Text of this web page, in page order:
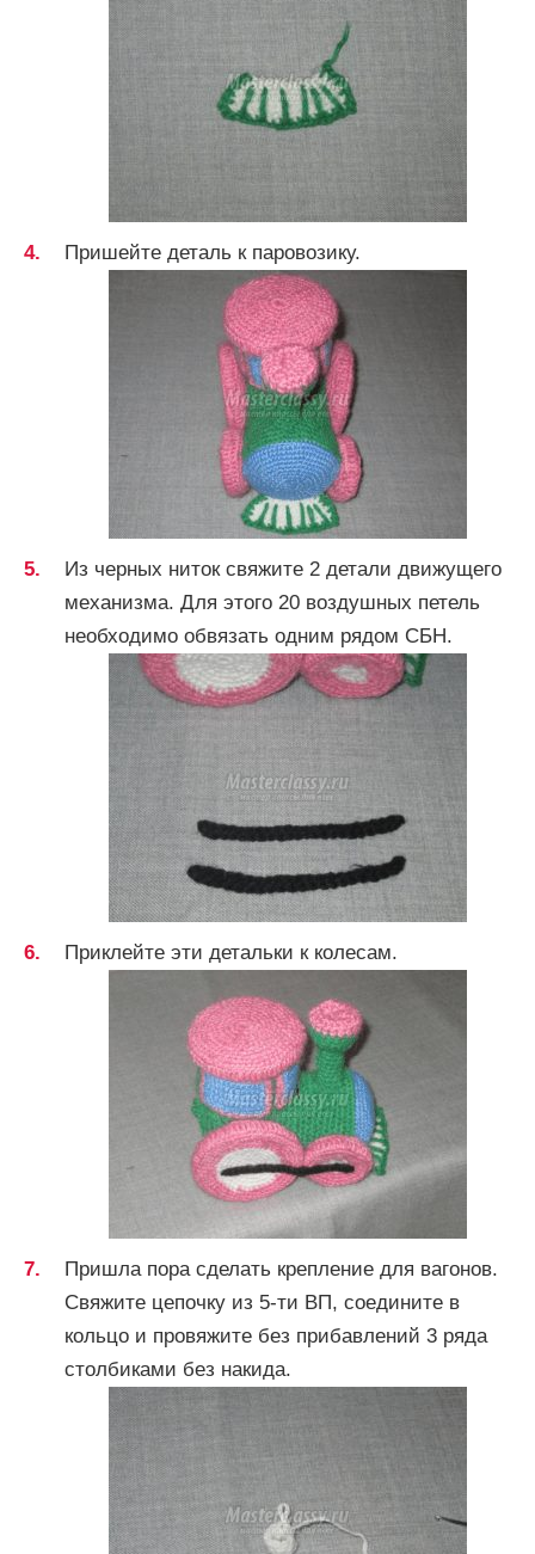
Пришейте деталь к паровозику.
Из черных ниток свяжите 2 детали движущего
механизма. Для этого 20 воздушных петель
необходимо обвязать одним рядом СБН.
Приклейте эти детальки к колесам.
Пришла пора сделать крепление для вагонов.
Свяжите цепочку из 5-ти ВП, соедините в
кольцо и провяжите без прибавлений 3 ряда
столбиками без накида.